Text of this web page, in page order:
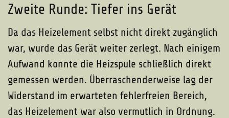
Zweite Runde: Tiefer ins Gerät
Da das Heizelement selbst nicht direkt zugänglich
war, wurde das Gerät weiter zerlegt. Nach einigem
Aufwand konnte die Heizspule schließlich direkt
gemessen werden. Überraschenderweise lag der
Widerstand im erwarteten fehlerfreien Bereich,
das Heizelement war also vermutlich in Ordnung.